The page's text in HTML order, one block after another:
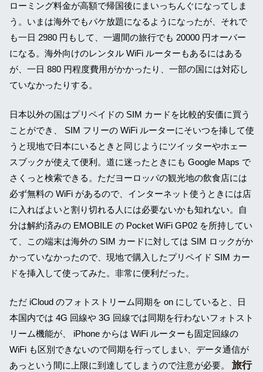
ローミング料金が高額で帰国後にまいっちんぐになってしま
う。いまは海外でもパケ放題になるようになったが、それで
も一日 2980 円もして、一週間の旅行でも 20000 円オーバー
になる。海外向けのレンタル WiFi ルーターもあるにはある
が、一日 880 円程度費用がかかったり、一部の国には対応し
ていなかったりする。
日本以外の国はプリペイドの SIM カードを比較的安価に買う
ことができ、 SIM フリーの WiFi ルーターにそいつを挿して使
うと現地で日本にいるときと同じようにツイッターやホェー
スブックが使えて便利。道に迷ったときにも Google Maps で
さくっと検索できる。ただヨーロッパの観光地の飲食店には
必ず無料の WiFi があるので、インターネット使うときには店
に入ればよいと割り切れる人には必要ないかも知れない。自
分は解約済みの EMOBILE の Pocket WiFi GP02 を所持してい
て、この端末は海外の SIM カードに対しては SIM ロックがか
かっていなかったので、現地で購入したプリペイド SIM カー
ドを挿入して使ってみた。非常に便利だった。
ただ iCloud のフォトストリーム同期を on にしていると、日
本国内では 4G 回線や 3G 回線では同期を行わないフォトスト
リーム機能が、 iPhone からは WiFi ルーターも固定回線の
WiFi も区別できないので同期を行ってしまい、データ通信が
あっという間に上限に到達してしまうので注意が必要。 旅行